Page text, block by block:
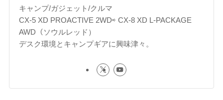
キャンプ/ガジェット/クルマ
CX-5 XD PROACTIVE 2WD⇨ CX-8 XD L-PACKAGE
AWD（ソウルレッド）
デスク環境とキャンプギアに興味津々。